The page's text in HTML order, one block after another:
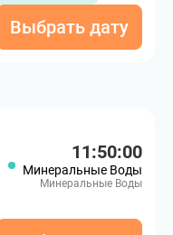
Выбрать дату
11:50:00
Минеральные Воды
Минеральные Воды